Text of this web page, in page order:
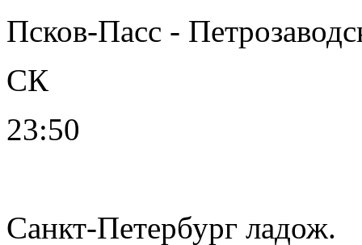
Псков-Пасс -
СК
23:50
Санкт-Петербург ладож.